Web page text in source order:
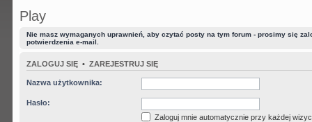
Play
Nie masz wymaganych uprawnień, aby czytać posty na tym forum - prosimy się
potwierdzenia e-mail.
ZALOGUJ SIĘ • ZAREJESTRUJ SIĘ
Nazwa użytkownika:
Hasło:
Zaloguj mnie automatycznie przy każdej